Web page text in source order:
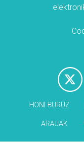
HONI BURUZ
ARAUAK